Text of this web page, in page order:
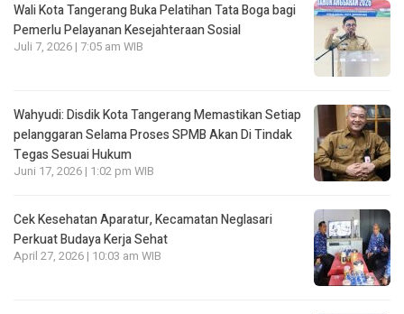
Wali Kota Tangerang Buka Pelatihan Tata Boga bagi
Pemerlu Pelayanan Kesejahteraan Sosial
Juli 7, 2026 | 7:05 am WIB
Wahyudi: Disdik Kota Tangerang Memastikan Setiap
pelanggaran Selama Proses SPMB Akan Di Tindak
Tegas Sesuai Hukum
Juni 17, 2026 | 1:02 pm WIB
Cek Kesehatan Aparatur, Kecamatan Neglasari
Perkuat Budaya Kerja Sehat
April 27, 2026 | 10:03 am WIB